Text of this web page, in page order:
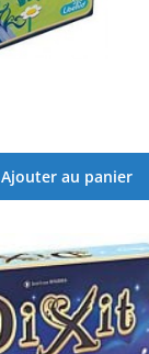
Ajouter au panier